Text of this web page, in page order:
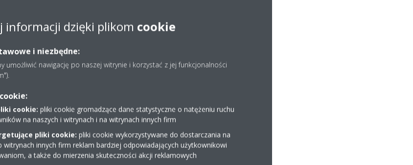
Sp. z o.o. Sp.k.
570773377
bok@aero7.pl
Uzyskaj wskazówki
informacji dzięki plikom cookie
i niezbędne:
umożliwić nawigację po naszej witrynie i korzystać z jej funkcjonalności
cookie: pliki cookie gromadzące dane statystyczne o natężeniu ruchu
na naszych i witrynach i na witrynach innych firm
pliki cookie: pliki cookie wykorzystywane do dostarczania na
witrynach innych firm reklam bardziej odpowiadających użytkownikowi
a także do mierzenia skuteczności akcji reklamowych